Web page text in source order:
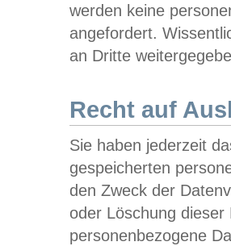
werden keine
angefordert.
an Dritte
Recht auf
Sie haben jederzeit
gespeicherten
den Zweck der
oder Löschung
personenbezogene